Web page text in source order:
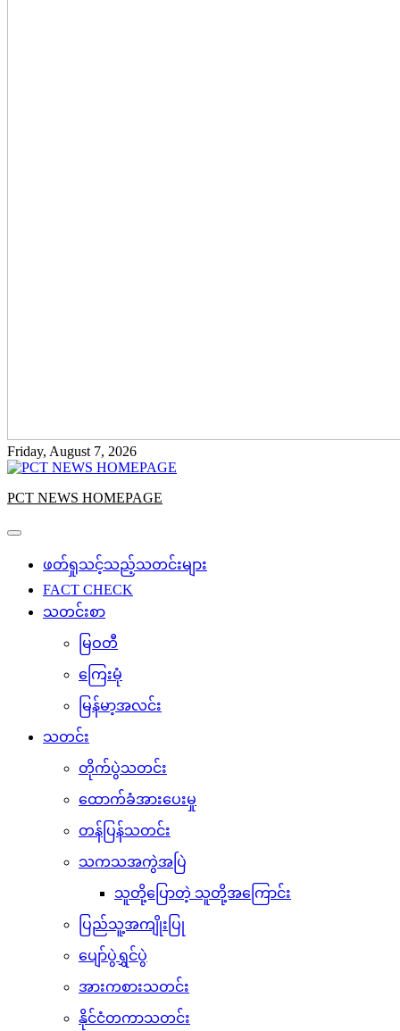
Friday, August 7, 2026
PCT NEWS HOMEPAGE
ဖတ်ရှုသင့်သည့်သတင်းများ
FACT CHECK
သတင်းစာ
မြဝတီ
ကြေးမုံ
မြန်မာ့အလင်း
သတင်း
တိုက်ပွဲသတင်း
ထောက်ခံအားပေးမှု
တန်ပြန်သတင်း
သကသအကွဲအပြဲ
သူတို့ပြောတဲ့ သူတို့အကြောင်း
ပြည်သူ့အကျိုးပြု
ပျော်ပွဲရွှင်ပွဲ
အားကစားသတင်း
နိုင်ငံတကာသတင်း